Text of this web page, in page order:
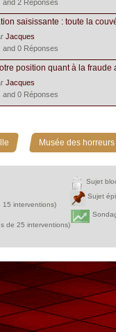
and 2 Réponses
saisissante : toute la
Jacques
and 0 Réponses
position quant à la
Jacques
and 0 Réponses
» Musée des
15 interventions)
de 25 interventions)
Sujet
Sujet